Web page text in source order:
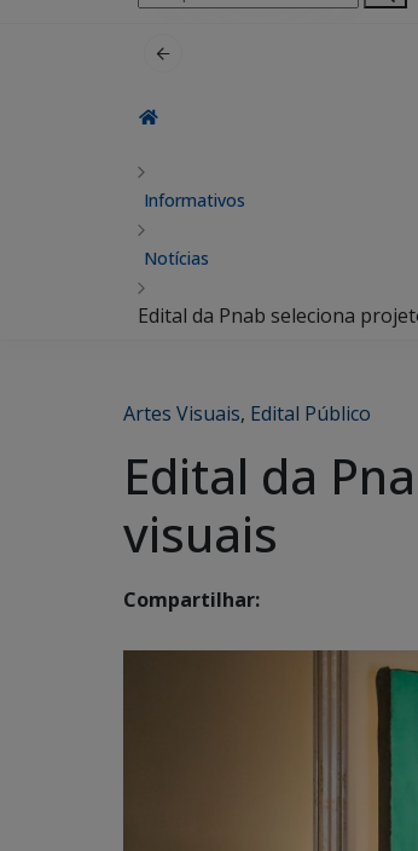
por:
Informativos
Notícias
Edital da Pnab seleciona
Artes Visuais, Edital Público
Edital da
visuais
Compartilhar: